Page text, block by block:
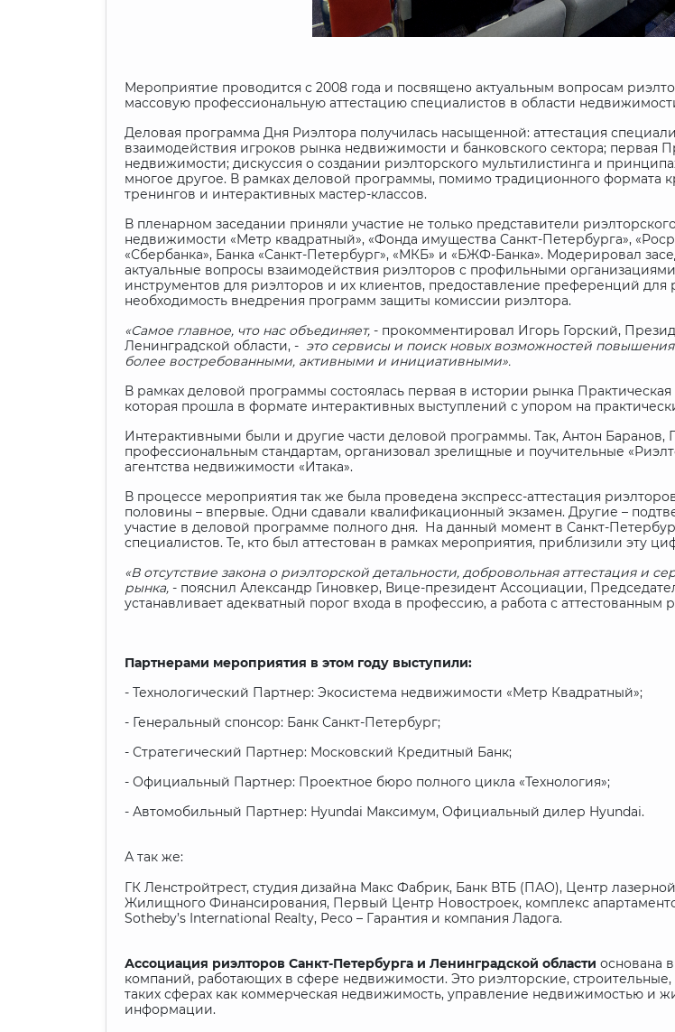
Мероприятие проводится с 2008 года и посвящено актуальным вопросам
массовую профессиональную аттестацию специалистов в области
Деловая программа Дня Риэлтора получилась насыщенной: аттестация
взаимодействия игроков рынка недвижимости и банковского сектора;
недвижимости; дискуссия о создании риэлторского мультилистинга и
многое другое. В рамках деловой программы, помимо традиционного формата
тренингов и интерактивных мастер-классов.
В пленарном заседании приняли участие не только представители
недвижимости «Метр квадратный», «Фонда имущества Санкт-Петербурга»,
«Сбербанка», Банка «Санкт-Петербург», «МКБ» и «БЖФ-Банка». Модерировал
актуальные вопросы взаимодействия риэлторов с профильными
инструментов для риэлторов и их клиентов, предоставление преференций
необходимость внедрения программ защиты комиссии риэлтора.
«Самое главное, что нас объединяет, - прокомментировал Игорь Горский,
Ленинградской области, - это сервисы и поиск новых возможностей
более востребованными, активными и инициативными».
В рамках деловой программы состоялась первая в истории рынка
которая прошла в формате интерактивных выступлений с упором на
Интерактивными были и другие части деловой программы. Так, Антон Баранов,
профессиональным стандартам, организовал зрелищные и поучительные
агентства недвижимости «Итака».
В процессе мероприятия так же была проведена экспресс-аттестация
половины – впервые. Одни сдавали квалификационный экзамен. Другие –
участие в деловой программе полного дня. На данный момент в Санкт-
специалистов. Те, кто был аттестован в рамках мероприятия, приблизили эту
«В отсутствие закона о риэлторской детальности, добровольная аттестация и
рынка, - пояснил Александр Гиновкер, Вице-президент Ассоциации,
устанавливает адекватный порог входа в профессию, а работа с
Партнерами мероприятия в этом году выступили:
- Технологический Партнер: Экосистема недвижимости «Метр Квадратный»;
- Генеральный спонсор: Банк Санкт-Петербург;
- Стратегический Партнер: Московский Кредитный Банк;
- Официальный Партнер: Проектное бюро полного цикла «Технология»;
- Автомобильный Партнер: Hyundai Максимум, Официальный дилер Hyundai.
А так же:
ГК Ленстройтрест, студия дизайна Макс Фабрик, Банк ВТБ (ПАО), Центр
Жилищного Финансирования, Первый Центр Новостроек, комплекс
Sotheby’s International Realty, Ресо – Гарантия и компания Ладога.
Ассоциация риэлторов Санкт-Петербурга и Ленинградской области основана
компаний, работающих в сфере недвижимости. Это риэлторские,
таких сферах как коммерческая недвижимость, управление недвижимостью и
информации.